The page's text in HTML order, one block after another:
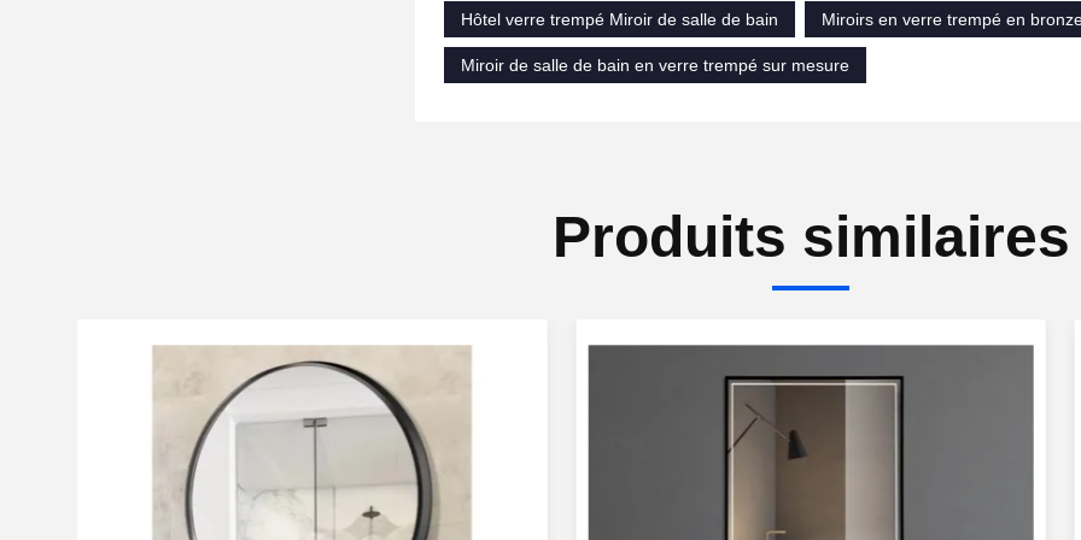
Hôtel verre trempé Miroir de salle de bain Miroirs en verre trempé en
Miroir de salle de bain en verre trempé sur mesure
Produits similaires